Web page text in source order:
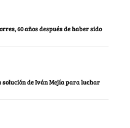
60 años después de haber sido
de Iván Mejía para luchar